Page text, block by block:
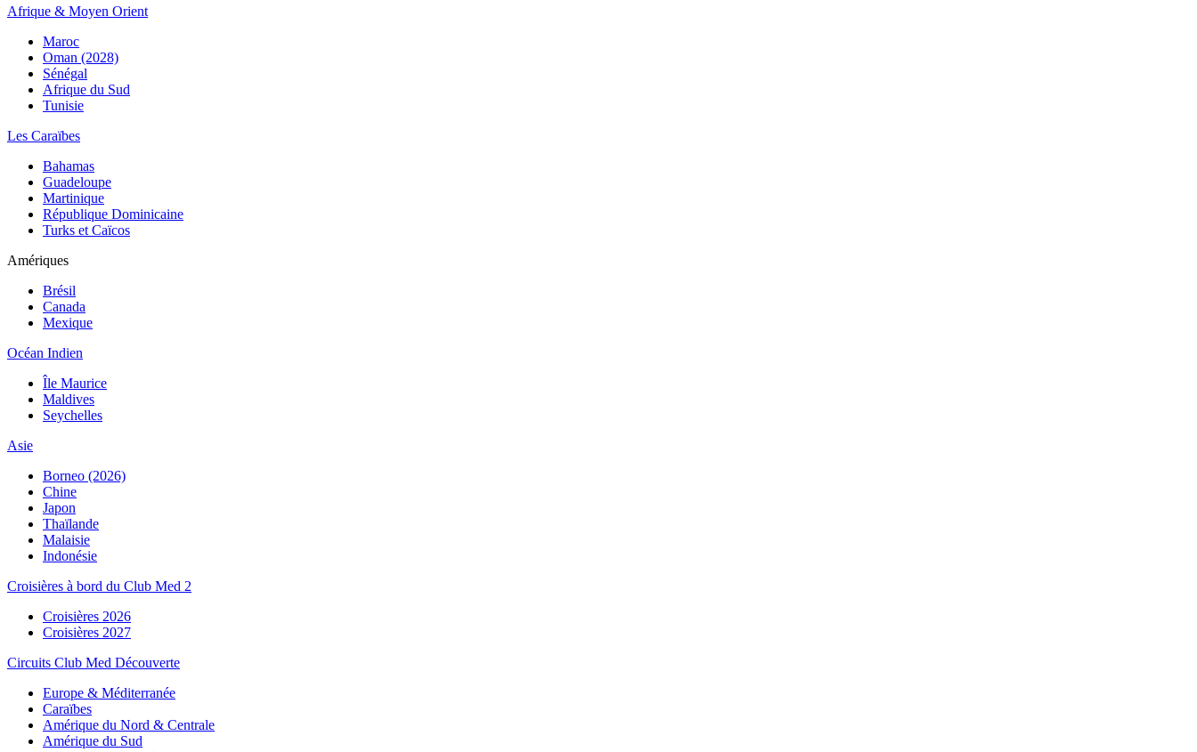
Afrique & Moyen Orient
Maroc
Oman (2028)
Sénégal
Afrique du Sud
Tunisie
Les Caraïbes
Bahamas
Guadeloupe
Martinique
République Dominicaine
Turks et Caïcos
Amériques
Brésil
Canada
Mexique
Océan Indien
Île Maurice
Maldives
Seychelles
Asie
Borneo (2026)
Chine
Japon
Thaïlande
Malaisie
Indonésie
Croisières à bord du Club Med 2
Croisières 2026
Croisières 2027
Circuits Club Med Découverte
Europe & Méditerranée
Caraïbes
Amérique du Nord & Centrale
Amérique du Sud